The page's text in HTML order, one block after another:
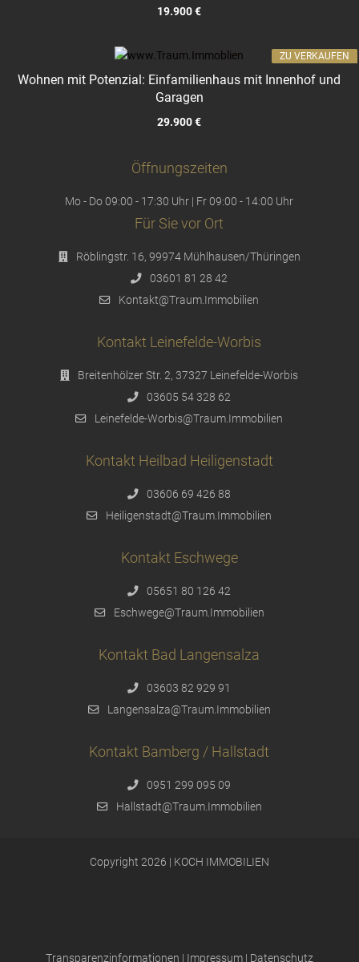
19.900 €
Wohnen mit Potenzial: Einfamilienhaus mit Innenhof und
Garagen
29.900 €
ZU VERKAUFEN
Öffnungszeiten
Mo - Do 09:00 - 17:30 Uhr | Fr 09:00 - 14:00 Uhr
Für Sie vor Ort
Röblingstr. 16, 99974 Mühlhausen/Thüringen
03601 81 28 42
Kontakt@Traum.Immobilien
Kontakt Leinefelde-Worbis
Breitenhölzer Str. 2, 37327 Leinefelde-Worbis
03605 54 328 62
Leinefelde-Worbis@Traum.Immobilien
Kontakt Heilbad Heiligenstadt
03606 69 426 88
Heiligenstadt@Traum.Immobilien
Kontakt Eschwege
05651 80 126 42
Eschwege@Traum.Immobilien
Kontakt Bad Langensalza
03603 82 929 91
Langensalza@Traum.Immobilien
Kontakt Bamberg / Hallstadt
0951 299 095 09
Hallstadt@Traum.Immobilien
Copyright 2026 | KOCH IMMOBILIEN
Transparenzinformationen | Impressum | Datenschutz